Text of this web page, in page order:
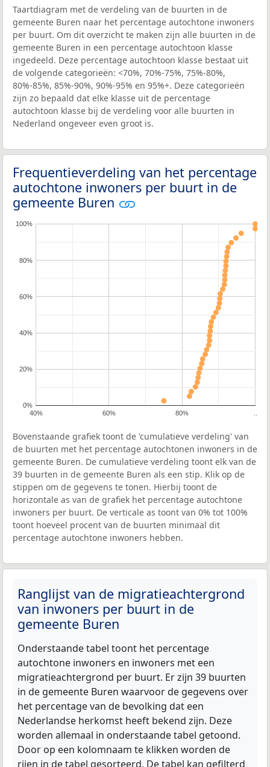
Taartdiagram met de verdeling van de buurten in de
gemeente Buren naar het percentage autochtone inwoners
per buurt. Om dit overzicht te maken zijn alle buurten in de
gemeente Buren in een percentage autochtoon klasse
ingedeeld. Deze percentage autochtoon klasse bestaat uit
de volgende categorieën: <70%, 70%-75%, 75%-80%,
80%-85%, 85%-90%, 90%-95% en 95%+. Deze categorieën
zijn zo bepaald dat elke klasse uit de percentage
autochtoon klasse bij de verdeling voor alle buurten in
Nederland ongeveer even groot is.
Frequentieverdeling van het percentage
autochtone inwoners per buurt in de
gemeente Buren
40% 60% 80%
0%
20%
40%
60%
80%
100%
Bovenstaande grafiek toont de 'cumulatieve verdeling' van
de buurten met het percentage autochtonen inwoners in de
gemeente Buren. De cumulatieve verdeling toont elk van de
39 buurten in de gemeente Buren als een stip. Klik op de
stippen om de gegevens te tonen. Hierbij toont de
horizontale as van de grafiek het percentage autochtone
inwoners per buurt. De verticale as toont van 0% tot 100%
toont hoeveel procent van de buurten minimaal dit
percentage autochtone inwoners hebben.
Ranglijst van de migratieachtergrond
van inwoners per buurt in de
gemeente Buren
Onderstaande tabel toont het percentage
autochtone inwoners en inwoners met een
migratieachtergrond per buurt. Er zijn 39 buurten
in de gemeente Buren waarvoor de gegevens over
het percentage van de bevolking dat een
Nederlandse herkomst heeft bekend zijn. Deze
worden allemaal in onderstaande tabel getoond.
Door op een kolomnaam te klikken worden de
rijen in de tabel gesorteerd. De tabel kan gefilterd